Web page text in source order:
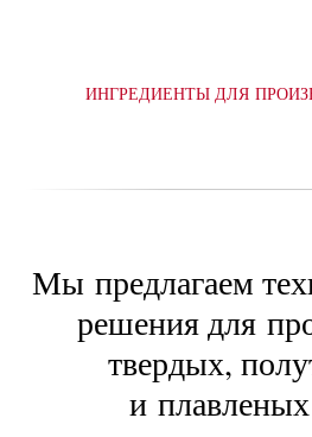
ИНГРЕДИЕНТЫ ДЛЯ
Мы предлагаем
решения для
твердых,
и